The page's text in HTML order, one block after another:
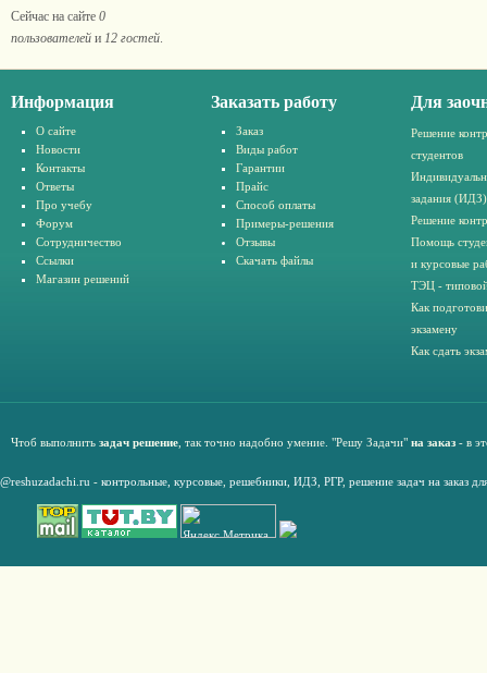
Сейчас на сайте 0
пользователей и 12 гостей
Информация
О сайте
Новости
Контакты
Ответы
Про учебу
Форум
Сотрудничество
Ссылки
Магазин решений
Заказать работу
Заказ
Виды работ
Гарантии
Прайс
Способ оплаты
Примеры-решения
Отзывы
Скачать файлы
Для
Решение
студентов
задания (ИДЗ)
Решение
Помощь
и курсовые
ТЭЦ -
Как
экзамену
Как сдать
Чтоб выполнить задач решение , так точно надобно умение. "Решу Задачи" на заказ - в
@reshuzadachi.ru - контрольные, курсовые решебники, ИДЗ, РГР, решение задач на заказ